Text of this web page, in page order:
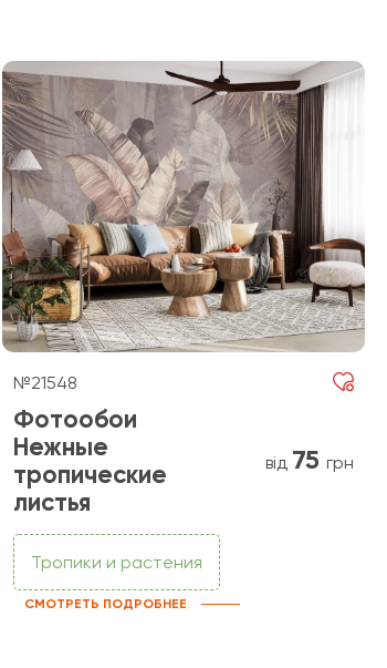
№21548
Фотообои
Нежные
тропические
листья
від 75 грн
Тропики и растения
СМОТРЕТЬ ПОДРОБНЕЕ